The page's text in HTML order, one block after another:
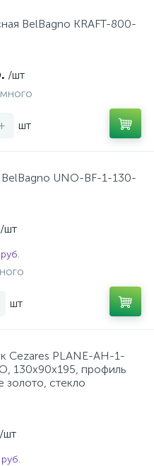
BelBagno KRAFT-800-
/шт
шт
UNO-BF-1-130-
/шт
шт
Cezares PLANE-AH-1-
130х90х195, профиль
золото, стекло
/шт